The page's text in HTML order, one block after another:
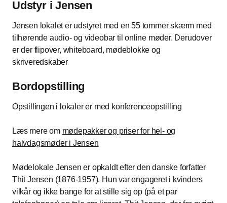
Udstyr i Jensen
Jensen lokalet er udstyret med en 55 tommer skærm med
tilhørende audio- og videobar til online møder. Derudover
er der flipover, whiteboard, mødeblokke og
skriveredskaber
Bordopstilling
Opstillingen i lokaler er med konferenceopstilling
Læs mere om mødepakker og priser for hel- og
halvdagsmøder i Jensen
Mødelokale Jensen er opkaldt efter den danske forfatter
Thit Jensen (1876-1957). Hun var engageret i kvinders
vilkår og ikke bange for at stille sig op (på et par